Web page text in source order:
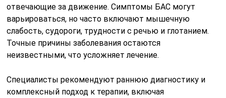
отвечающие за движение. Симптомы БАС могут
варьироваться, но часто включают мышечную
слабость, судороги, трудности с речью и глотанием.
Точные причины заболевания остаются
неизвестными, что усложняет лечение.
Специалисты рекомендуют раннюю диагностику и
комплексный подход к терапии, включая